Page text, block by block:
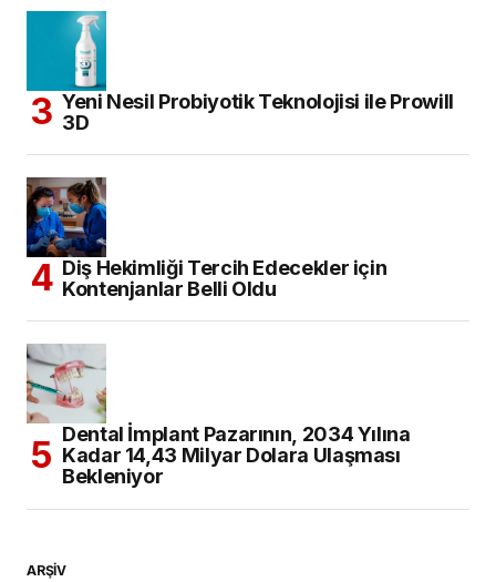
Yeni Nesil Probiyotik Teknolojisi ile Prowill
3D
Diş Hekimliği Tercih Edecekler için
Kontenjanlar Belli Oldu
Dental İmplant Pazarının, 2034 Yılına
Kadar 14,43 Milyar Dolara Ulaşması
Bekleniyor
ARŞİV